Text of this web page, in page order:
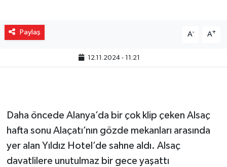
Paylaş A- A+
12.11.2024 - 11:21
Daha öncede Alanya’da bir çok klip çeken Alsaç
hafta sonu Alaçatı’nın gözde mekanları arasında
yer alan Yıldız Hotel’de sahne aldı. Alsaç
davatlilere unutulmaz bir gece yaşattı